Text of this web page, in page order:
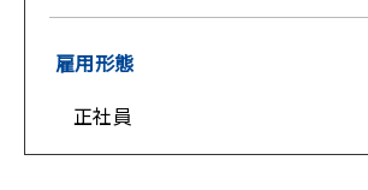
雇用形態
正社員